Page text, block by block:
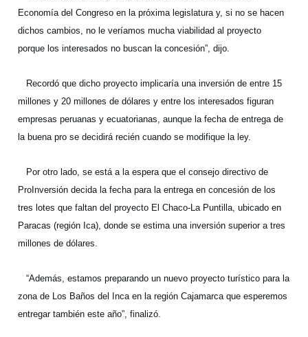
Economía del Congreso en la próxima legislatura y, si no se hacen
dichos cambios, no le veríamos mucha viabilidad al proyecto
porque los interesados no buscan la concesión”, dijo.
Recordó que dicho proyecto implicaría una inversión de entre 15
millones y 20 millones de dólares y entre los interesados figuran
empresas peruanas y ecuatorianas, aunque la fecha de entrega de
la buena pro se decidirá recién cuando se modifique la ley.
Por otro lado, se está a la espera que el consejo directivo de
ProInversión decida la fecha para la entrega en concesión de los
tres lotes que faltan del proyecto El Chaco-La Puntilla, ubicado en
Paracas (región Ica), donde se estima una inversión superior a tres
millones de dólares.
“Además, estamos preparando un nuevo proyecto turístico para la
zona de Los Baños del Inca en la región Cajamarca que esperemos
entregar también este año”, finalizó.